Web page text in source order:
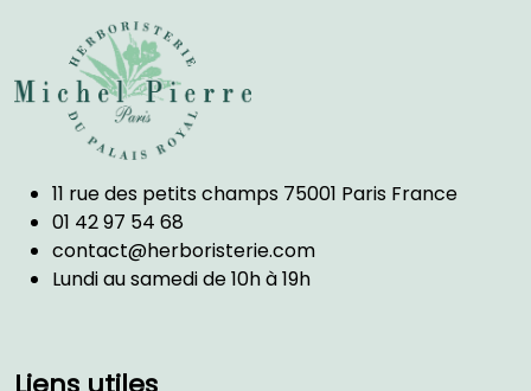
11 rue des petits champs 75001 Paris France
01 42 97 54 68
contact@herboristerie.com
Lundi au samedi de 10h à 19h